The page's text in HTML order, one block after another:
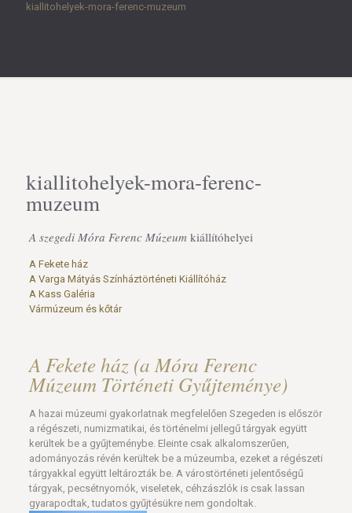
kiallitohelyek-mora-ferenc-muzeum
kiallitohelyek-mora-ferenc-
muzeum
A szegedi Móra Ferenc Múzeumkiállítóhelyei
A Fekete ház
A Varga Mátyás Színháztörténeti Kiállítóház
A Kass Galéria
Vármúzeum és kőtár
A Fekete ház (a Móra Ferenc
Múzeum Történeti Gyűjteménye)
A hazai múzeumi gyakorlatnak megfelelően Szegeden is először
a régészeti, numizmatikai, és történelmi jellegű tárgyak együtt
kerültek be a gyűjteménybe. Eleinte csak alkalomszerűen,
adományozás révén kerültek be a múzeumba, ezeket a régészeti
tárgyakkal együtt leltározták be. A várostörténeti jelentőségű
tárgyak, pecsétnyomók, viseletek, céhzászlók is csak lassan
gyarapodtak, tudatos gyűjtésükre nem gondoltak.